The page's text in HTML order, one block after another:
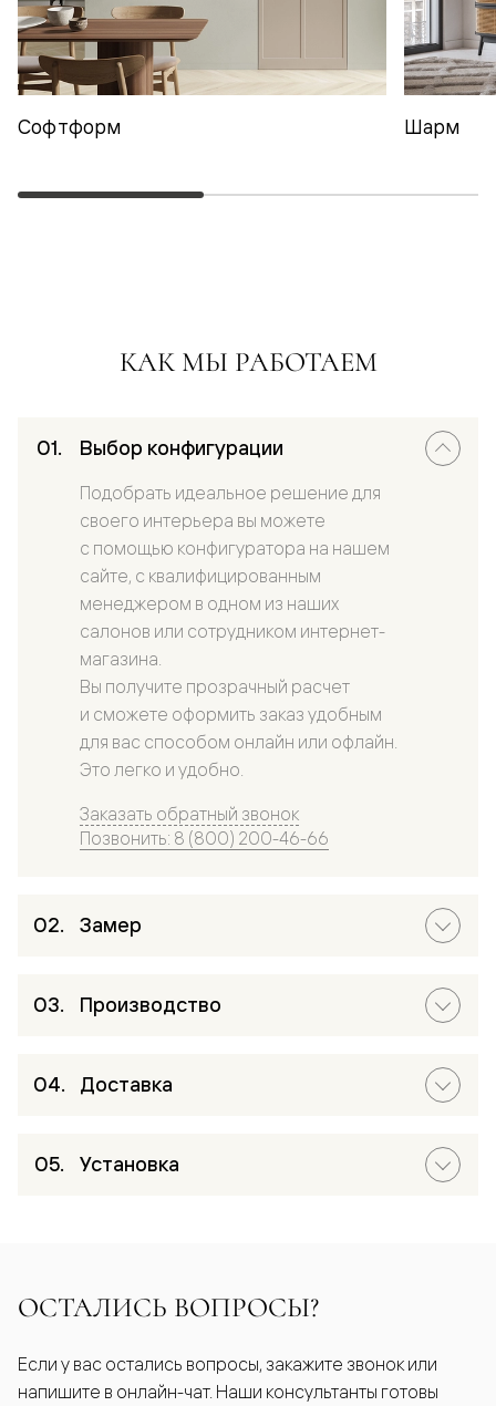
Софтформ Шарм
КАК МЫ РАБОТАЕМ
Выбор конфигурации
Подобрать идеальное решение для
своего интерьера вы можете
с помощью конфигуратора на нашем
сайте, с квалифицированным
менеджером в одном из наших
салонов или сотрудником интернет-
магазина.
Вы получите прозрачный расчет
и сможете оформить заказ удобным
для вас способом онлайн или офлайн.
Это легко и удобно.
Заказать обратный звонок
Позвонить: 8 (800) 200-46-66
Замер
Производство
Доставка
Установка
ОСТАЛИСЬ ВОПРОСЫ?
Если у вас остались вопросы, закажите звонок или
напишите в онлайн-чат. Наши консультанты готовы